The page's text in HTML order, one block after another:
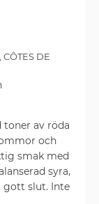
, CÔTES DE
av röda
och
smak med
syra,
gott slut. Inte